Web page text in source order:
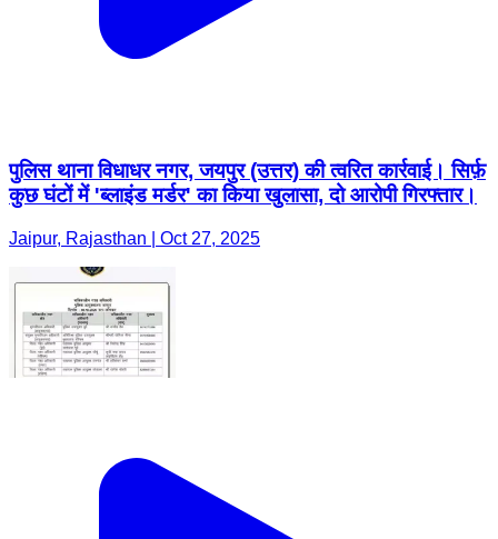
पुलिस थाना विधाधर नगर, जयपुर (उत्तर) की त्वरित कार्रवाई। सिर्फ़
कुछ घंटों में 'ब्लाइंड मर्डर' का किया खुलासा, दो आरोपी गिरफ्तार।
Jaipur, Rajasthan | Oct 27, 2025